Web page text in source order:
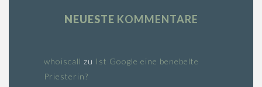
NEUESTE KOMMENTARE
whoiscall zu Ist Google eine benebelte
Priesterin?